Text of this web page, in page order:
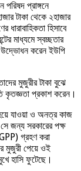
প্রাঙ্গনে
টাকা থেকে ২হাজার
ধারাবাহিকতা হিসাবে
মাধ্যমে স্বচ্ছতার
উদ্ভোধন করেন ইউপি
মুজুরীর টাকা বুঝে
কৃতজ্ঞতা প্রকাশ করেন।
যাওয়া ও অনত্র কাজ
জন্য সরকারের পক্ষ
গ্রহণ করা
মুজুরী পেয়ে ওই
হাসি ফুটেছে।